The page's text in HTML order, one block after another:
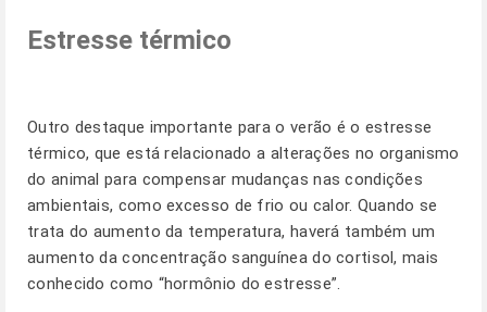
Estresse térmico
Outro destaque importante para o verão é o estresse
térmico, que está relacionado a alterações no organismo
do animal para compensar mudanças nas condições
ambientais, como excesso de frio ou calor. Quando se
trata do aumento da temperatura, haverá também um
aumento da concentração sanguínea do cortisol, mais
conhecido como “hormônio do estresse”.